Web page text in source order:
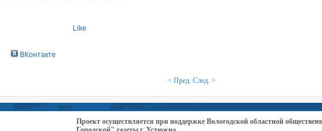
Like
ВКонтакте
< Пред. След. >
Проект осуществляется при поддержке Вологодской областной